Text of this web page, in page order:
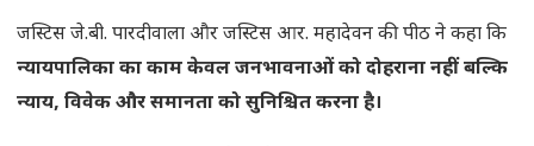
जस्टिस जे.बी. पारदीवाला और जस्टिस आर. महादेवन की पीठ ने कहा कि
न्यायपालिका का काम केवल जनभावनाओं को दोहराना नहीं बल्कि
न्याय, विवेक और समानता को सुनिश्चित करना है।